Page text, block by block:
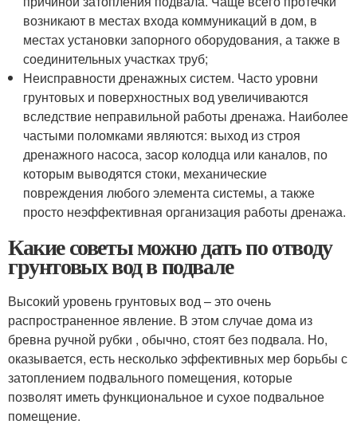
возникают в местах входа коммуникаций в дом, в
местах установки запорного оборудования, а также в
соединительных участках труб;
Неисправности дренажных систем. Часто уровни
грунтовых и поверхностных вод увеличиваются
вследствие неправильной работы дренажа. Наиболее
частыми поломками являются: выход из строя
дренажного насоса, засор колодца или каналов, по
которым выводятся стоки, механические
повреждения любого элемента системы, а также
просто неэффективная организация работы дренажа.
Какие советы можно дать по отводу
грунтовых вод в подвале
Высокий уровень грунтовых вод – это очень
распространенное явление. В этом случае дома из
бревна ручной рубки , обычно, стоят без подвала. Но,
оказывается, есть несколько эффективных мер борьбы с
затоплением подвального помещения, которые
позволят иметь функциональное и сухое подвальное
помещение.